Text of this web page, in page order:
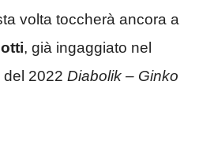
volta toccherà ancora a
, già ingaggiato nel
2022 Diabolik – Ginko